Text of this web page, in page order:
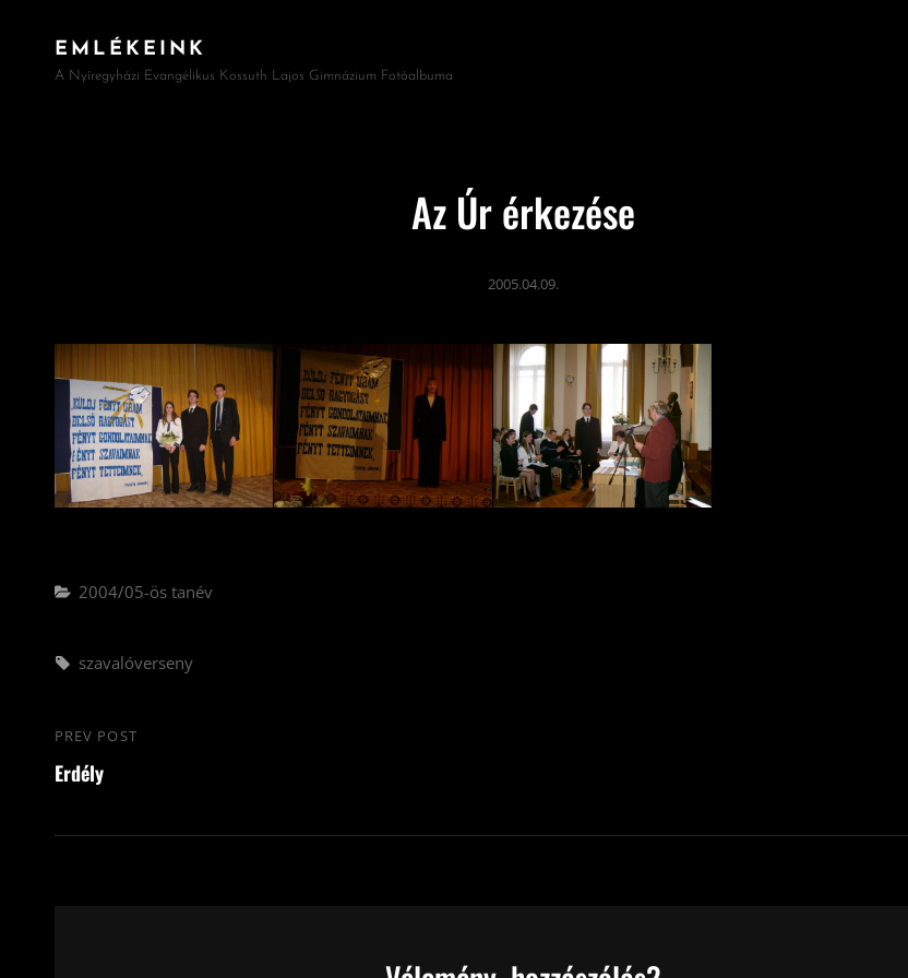
EMLÉKEINK
A Nyíregyházi Evangélikus Kossuth Lajos Gimnázium Fotóalbuma
Az Úr érkezése
2005.04.09.
Categories
2004/05-ös tanév
Tags,
szavalóverseny
Bejegyzés
navigáció
Previous
Post
PREV POST
Erdély